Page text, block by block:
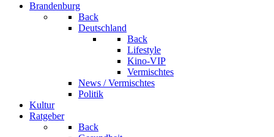
Brandenburg
Back
Deutschland
Back
Lifestyle
Kino-VIP
Vermischtes
News / Vermischtes
Politik
Kultur
Ratgeber
Back